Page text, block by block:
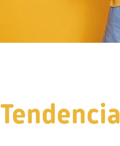
Tendencia